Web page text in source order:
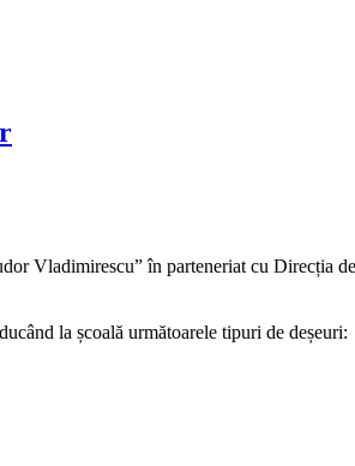
Vladimirescu” în parteneriat cu Direcția
la școală următoarele tipuri de deșeuri: